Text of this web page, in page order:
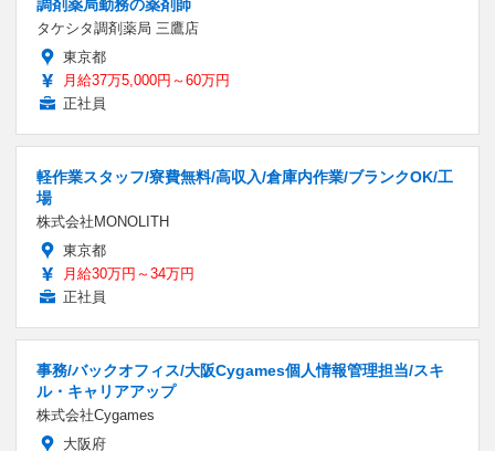
調剤薬局勤務の薬剤師
タケシタ調剤薬局 三鷹店
東京都
月給37万5,000円～60万円
正社員
軽作業スタッフ/寮費無料/高収入/倉庫内作業/ブランクOK/工
場
株式会社MONOLITH
東京都
月給30万円～34万円
正社員
事務/バックオフィス/大阪Cygames個人情報管理担当/スキ
ル・キャリアアップ
株式会社Cygames
大阪府